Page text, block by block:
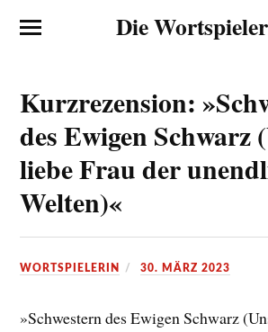
Die
Kurzrezension:
des Ewigen Schwarz
liebe Frau der
Welten)«
WORTSPIELERIN 30. MÄRZ 2023
»Schwestern des Ewigen Schwarz